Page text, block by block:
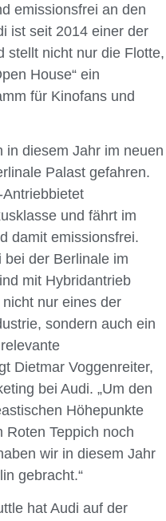
emissionsfrei an den
ist seit 2014 einer der
stellt nicht nur die Flotte,
House“ ein
für Kinofans und
in diesem Jahr im neuen
Palast gefahren.
und fährt im
damit emissionsfrei.
bei der Berlinale im
mit Hybridantrieb
nur eines der
sondern auch ein
Dietmar Voggen­reiter,
bei Audi. „Um den
Höhepunkte
Roten Teppich noch
wir in diesem Jahr
gebracht.“
hat Audi auf der